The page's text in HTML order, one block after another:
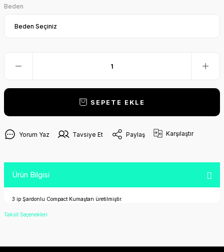
Beden
SEPETE EKLE
Yorum Yaz Tavsiye Et Paylaş Karşılaştır
Ürün Bilgisi
3 ip Şardonlu Compact Kumaştan üretilmiştir.
Taksit Seçenekleri